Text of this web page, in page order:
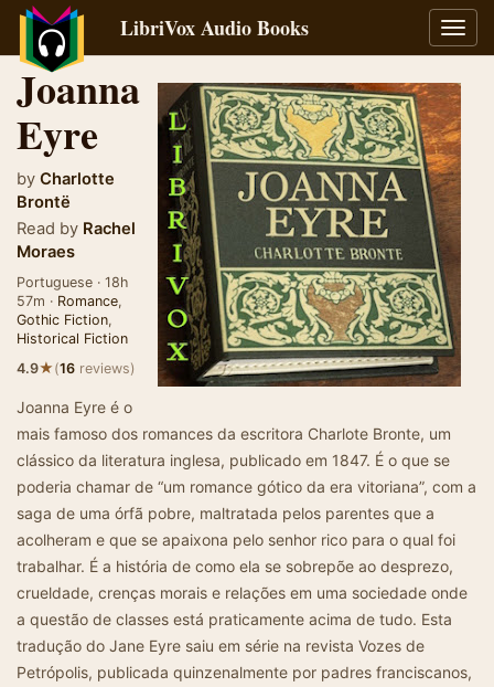
LibriVox Audio Books
Joanna
Eyre
by Charlotte
Brontë
Read by Rachel
Moraes
Portuguese · 18h
57m · Romance,
Gothic Fiction,
Historical Fiction
4.9★(16 reviews)
Joanna Eyre é o
mais famoso dos romances da escritora Charlote Bronte, um
clássico da literatura inglesa, publicado em 1847. É o que se
poderia chamar de “um romance gótico da era vitoriana”, com a
saga de uma órfã pobre, maltratada pelos parentes que a
acolheram e que se apaixona pelo senhor rico para o qual foi
trabalhar. É a história de como ela se sobrepõe ao desprezo,
crueldade, crenças morais e relações em uma sociedade onde
a questão de classes está praticamente acima de tudo. Esta
tradução do Jane Eyre saiu em série na revista Vozes de
Petrópolis, publicada quinzenalmente por padres franciscanos,